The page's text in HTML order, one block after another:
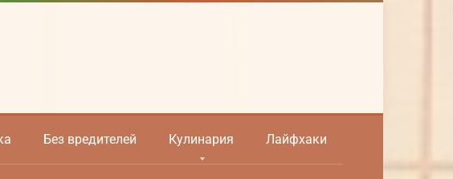
Без вредителей Кулинария Лайфхаки